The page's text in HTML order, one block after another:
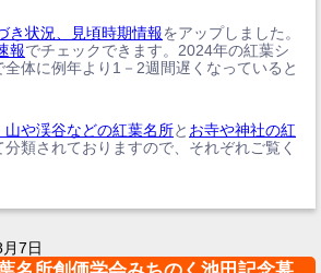
き状況、見頃時期情報をアップしました。
報でチェックできます。2024年の紅葉シ
体に例年より1－2週間遅くなっていると
山や渓谷などの紅葉名所と お寺や神社の紅
分類されておりますので、それぞれご覧く
7日